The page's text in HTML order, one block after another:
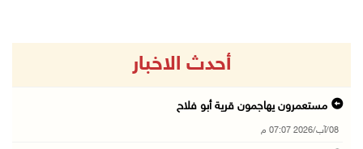
أحدث الاخبار
مستعمرون يهاجمون قرية أبو فلاح
08/آب/2026 07:07 م